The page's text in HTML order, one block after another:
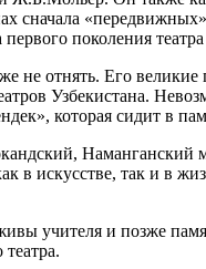
сначала
первого поколения
не отнять. Его
Узбекистана.
которая сидит в
Наманганский
в искусстве, так и в
учителя и позже